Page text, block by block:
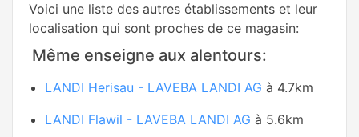
Voici une liste des autres établissements et leur
localisation qui sont proches de ce magasin:
Même enseigne aux alentours:
LANDI Herisau - LAVEBA LANDI AG à 4.7km
LANDI Flawil - LAVEBA LANDI AG à 5.6km